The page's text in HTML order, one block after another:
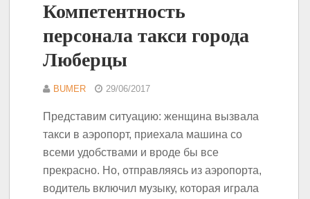
Компетентность
персонала такси города
Люберцы
BUMER 29/06/2017
Представим ситуацию: женщина вызвала
такси в аэропорт, приехала машина со
всеми удобствами и вроде бы все
прекрасно. Но, отправляясь из аэропорта,
водитель включил музыку, которая играла